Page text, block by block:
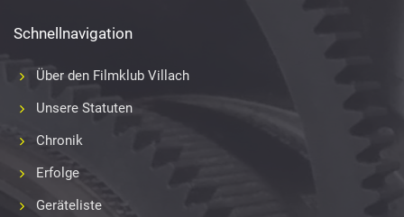
Schnellnavigation
Über den Filmklub Villach
Unsere Statuten
Chronik
Erfolge
Geräteliste